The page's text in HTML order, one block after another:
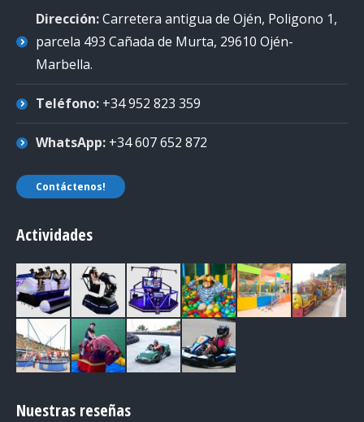
Dirección:Carretera antigua de Ojén, Poligono 1,
parcela 493 Cañada de Murta, 29610 Ojén-
Marbella.
Teléfono: +34 952 823 359
WhatsApp: +34 607 652 872
Contáctenos!
Actividades
Nuestras reseñas